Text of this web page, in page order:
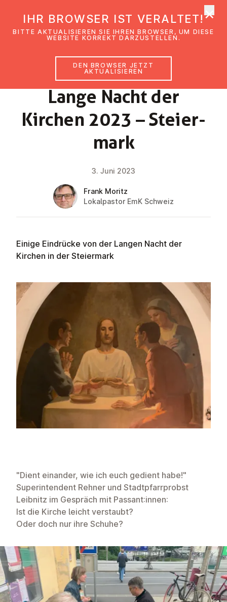
Lange Nacht der
Kirchen 2023 – Stei­er­
mark
NEWS
3. Juni 2023
Frank Moritz
Lokalpastor EmK Schweiz
Einige Eindrücke von der Langen Nacht der
Kirchen in der Steiermark
"Dient einander, wie ich euch gedient habe!"
Superintendent Rehner und Stadtpfarrprobst
Leibnitz im Gespräch mit Passant:innen:
Ist die Kirche leicht verstaubt?
Oder doch nur ihre Schuhe?
IHR BROWSER IST VERALTET!
BITTE AKTUALISIEREN SIE IHREN BROWSER, UM DIESE
WEBSITE KORREKT DARZUSTELLEN.
DEN BROWSER JETZT
AKTUALISIEREN
×